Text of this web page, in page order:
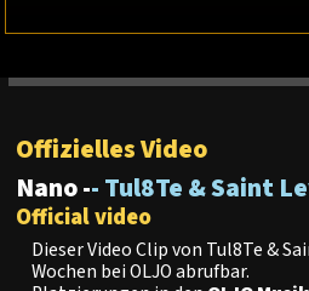
Offizielles Video
Nano -- Tul8Te & Saint
Official video
Dieser Video Clip von Tul8Te &
Wochen bei OLJO abrufbar.